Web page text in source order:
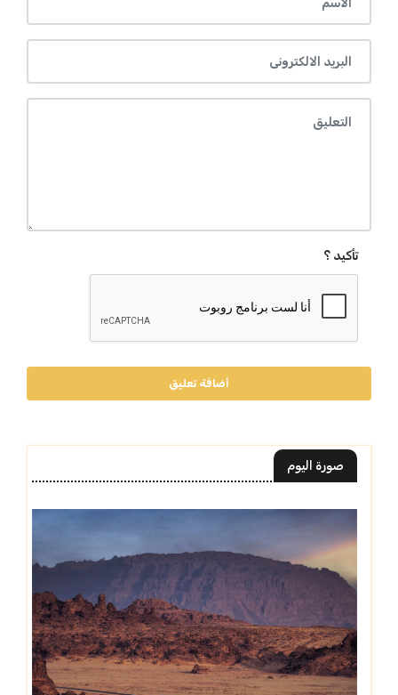
تأكيد ؟
أضافة تعليق
صورة اليوم